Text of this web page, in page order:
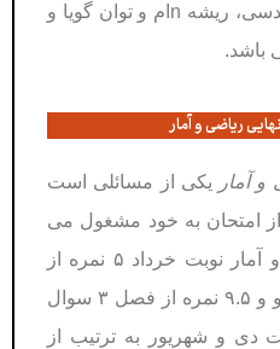
شامل 3 درس است. دنباله هندسی، ریشه nام و توان گویا و
باشد.
ریاضی و آمار
و آمار یکی از مسائلی است
امتحان به خود مشغول می
کند. در امتحان نهایی ریاضی و آمار نوبت خرداد ۵ نمره از
فصل یک، ۵.۵ نمره از فصل دو و ۹.۵ نمره از فصل ۳ سوال
دی و شهریور به ترتیب از